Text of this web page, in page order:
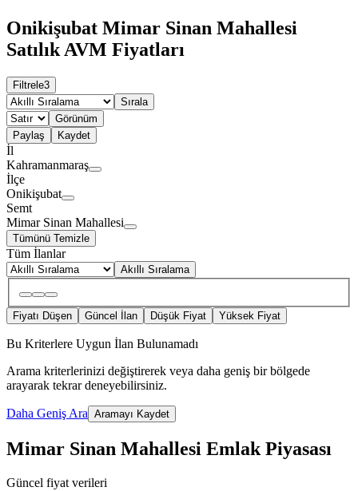
Onikişubat Mimar Sinan Mahallesi
Satılık AVM Fiyatları
Filtrele3
Sırala
Görünüm
Paylaş
Kaydet
İl
Kahramanmaraş
İlçe
Onikişubat
Semt
Mimar Sinan Mahallesi
Tümünü Temizle
Tüm İlanlar
Akıllı Sıralama
Fiyatı Düşen Güncel İlan Düşük Fiyat Yüksek Fiyat
Bu Kriterlere Uygun İlan Bulunamadı
Arama kriterlerinizi değiştirerek veya daha geniş bir bölgede
arayarak tekrar deneyebilirsiniz.
Daha Geniş Ara Aramayı Kaydet
Mimar Sinan Mahallesi Emlak Piyasası
Güncel fiyat verileri